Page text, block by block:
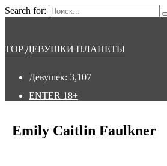
Search for:
TOP ДЕВУШКИ ПЛАНЕТЫ
Девушек: 3,107
ENTER 18+
Emily Caitlin Faulkner